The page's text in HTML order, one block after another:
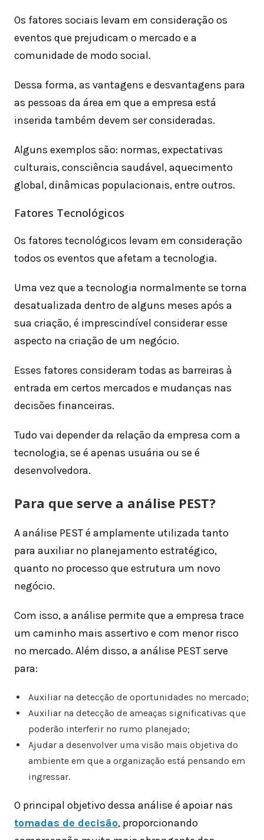
Os fatores sociais levam em consideração os
eventos que prejudicam o mercado e a
comunidade de modo social.
Dessa forma, as vantagens e desvantagens para
as pessoas da área em que a empresa está
inserida também devem ser consideradas.
Alguns exemplos são: normas, expectativas
culturais, consciência saudável, aquecimento
global, dinâmicas populacionais, entre outros.
Fatores Tecnológicos
Os fatores tecnológicos levam em consideração
todos os eventos que afetam a tecnologia.
Uma vez que a tecnologia normalmente se torna
desatualizada dentro de alguns meses após a
sua criação, é imprescindível considerar esse
aspecto na criação de um negócio.
Esses fatores consideram todas as barreiras à
entrada em certos mercados e mudanças nas
decisões financeiras.
Tudo vai depender da relação da empresa com a
tecnologia, se é apenas usuária ou se é
desenvolvedora.
Para que serve a análise PEST?
A análise PEST é amplamente utilizada tanto
para auxiliar no planejamento estratégico,
quanto no processo que estrutura um novo
negócio.
Com isso, a análise permite que a empresa trace
um caminho mais assertivo e com menor risco
no mercado. Além disso, a análise PEST serve
para:
Auxiliar na detecção de oportunidades no mercado;
Auxiliar na detecção de ameaças significativas que
poderão interferir no rumo planejado;
Ajudar a desenvolver uma visão mais objetiva do
ambiente em que a organização está pensando em
ingressar.
O principal objetivo dessa análise é apoiar nas
tomadas de decisão, proporcionando